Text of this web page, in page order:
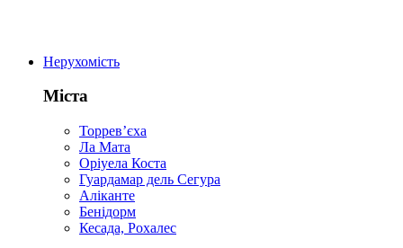
Нерухомість
Міста
Торревʼєха
Ла Мата
Оріуела Коста
Гуардамар дель Сегура
Аліканте
Бенідорм
Кесада, Рохалес